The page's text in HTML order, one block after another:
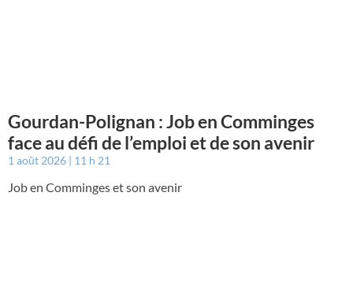
Gourdan-Polignan : Job en Comminges
face au défi de l’emploi et de son avenir
1 août 2026 11 h 21
Job en Comminges et son avenir